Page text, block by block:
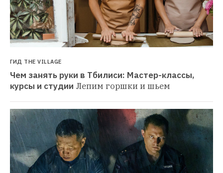
ГИД THE VILLAGE
Чем занять руки в Тбилиси: Мастер-классы,
курсы и студии Лепим горшки и шьем